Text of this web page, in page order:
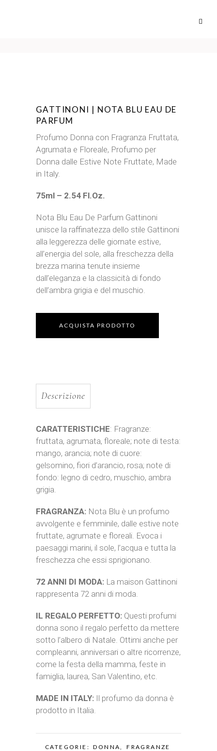
GATTINONI | NOTA BLU EAU DE
PARFUM
Profumo Donna con Fragranza Fruttata,
Agrumata e Floreale, Profumo per
Donna dalle Estive Note Fruttate, Made
in Italy.
75ml – 2.54 Fl.Oz.
Nota Blu Eau De Parfum Gattinoni
unisce la raffinatezza dello stile Gattinoni
alla leggerezza delle giornate estive,
all’energia del sole, alla freschezza della
brezza marina tenute insieme
dall’eleganza e la classicità di fondo
dell’ambra grigia e del muschio.
ACQUISTA PRODOTTO
Descrizione
CARATTERISTICHE: Fragranze:
fruttata, agrumata, floreale; note di testa:
mango, arancia; note di cuore:
gelsomino, fiori d’arancio, rosa; note di
fondo: legno di cedro, muschio, ambra
grigia.
FRAGRANZA: Nota Blu è un profumo
avvolgente e femminile, dalle estive note
fruttate, agrumate e floreali. Evoca i
paesaggi marini, il sole, l’acqua e tutta la
freschezza che essi sprigionano.
72 ANNI DI MODA: La maison Gattinoni
rappresenta 72 anni di moda.
IL REGALO PERFETTO: Questi profumi
donna sono il regalo perfetto da mettere
sotto l’albero di Natale. Ottimi anche per
compleanni, anniversari o altre ricorrenze,
come la festa della mamma, feste in
famiglia, laurea, San Valentino, etc.
MADE IN ITALY: Il profumo da donna è
prodotto in Italia.
CATEGORIE: DONNA,
FRAGRANZE